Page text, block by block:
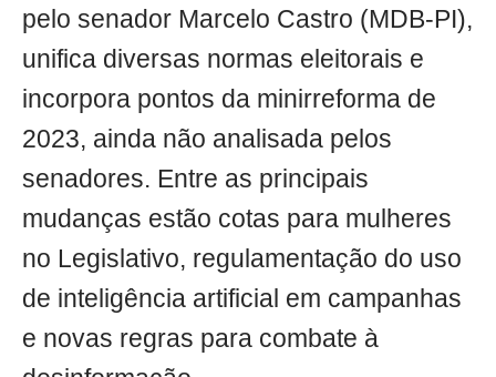
pelo senador Marcelo Castro (MDB-PI),
unifica diversas normas eleitorais e
incorpora pontos da minirreforma de
2023, ainda não analisada pelos
senadores. Entre as principais
mudanças estão cotas para mulheres
no Legislativo, regulamentação do uso
de inteligência artificial em campanhas
e novas regras para combate à